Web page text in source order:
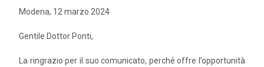
Modena, 12 marzo 2024
Gentile Dottor Ponti,
La ringrazio per il suo comunicato, perché offre l’opportunità